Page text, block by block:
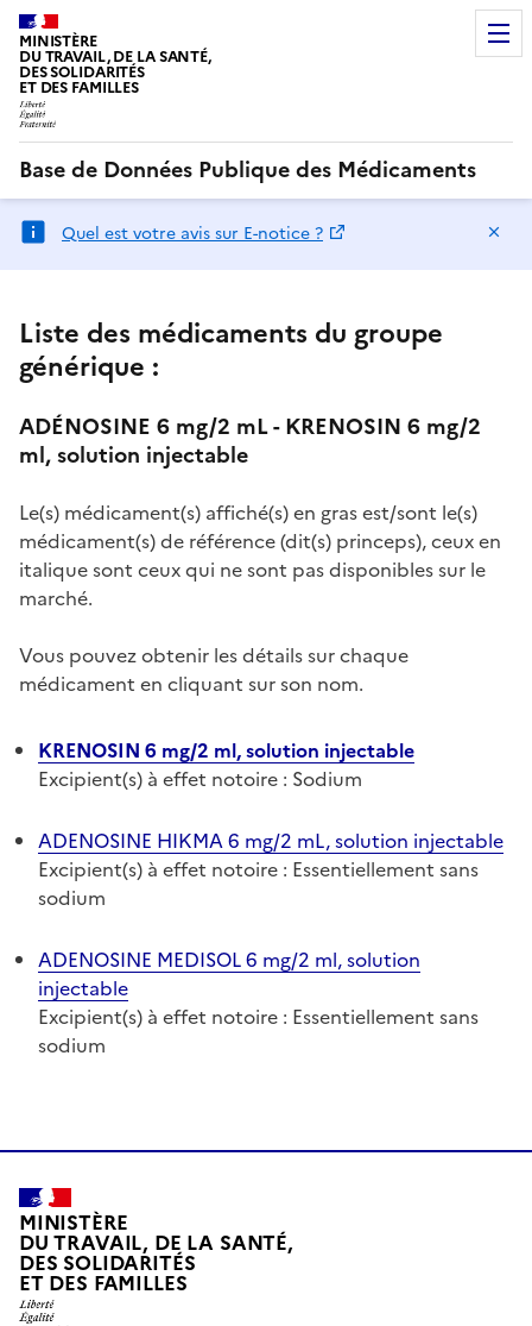
MINISTÈRE
DU TRAVAIL, DE LA SANTÉ,
DES SOLIDARITÉS
ET DES FAMILLES
Base de Données Publique des Médicaments
Quel est votre avis sur E-notice ?
Liste des médicaments du groupe
générique :
ADÉNOSINE 6 mg/2 mL - KRENOSIN 6 mg/2
ml, solution injectable
Le(s) médicament(s) affiché(s) en gras est/sont le(s)
médicament(s) de référence (dit(s) princeps), ceux en
italique sont ceux qui ne sont pas disponibles sur le
marché.
Vous pouvez obtenir les détails sur chaque
médicament en cliquant sur son nom.
KRENOSIN 6 mg/2 ml, solution injectable
Excipient(s) à effet notoire : Sodium
ADENOSINE HIKMA 6 mg/2 mL, solution injectable
Excipient(s) à effet notoire : Essentiellement sans
sodium
ADENOSINE MEDISOL 6 mg/2 ml, solution
injectable
Excipient(s) à effet notoire : Essentiellement sans
sodium
MINISTÈRE
DU TRAVAIL, DE LA SANTÉ,
DES SOLIDARITÉS
ET DES FAMILLES